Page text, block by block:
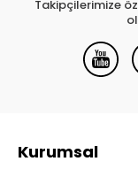
Takipçilerimize
Kurumsal